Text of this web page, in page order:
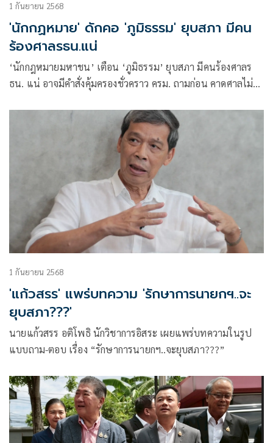
1 กันยายน 2568
'นักกฏหมาย' ดักคอ 'ภูมิธรรม' ยุบสภา มีคน
ร้องศาลรธน.แน่
‘นักกฎหมายมหาชน’ เตือน ‘ภูมิธรรม’ ยุบสภา มีคนร้องศาลร
ธน. แน่ อาจมีคำสั่งคุ้มครองชั่วคราว ครม. ถามก่อน คาดศาลไม่
1 กันยายน 2568
'แก้วสรร' แพร่บทความ 'รักษาการนายกฯ..จะ
ยุบสภา???'
นายแก้วสรร อติโพธิ นักวิชาการอิสระ เผยแพร่บทความในรูป
แบบถาม-ตอบ เรื่อง “รักษาการนายกฯ..จะยุบสภา???”